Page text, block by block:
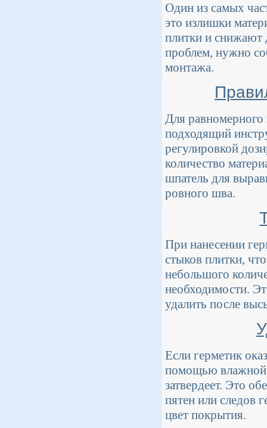
Один из самых
это излишки
плитки и снижают
проблем, нужно
монтажа.
Для равномерного
подходящий
регулировкой
количество
шпатель для
ровного шва.
При нанесении
стыков плитки,
небольшого
необходимости.
удалить после
Если герметик
помощью влажной
затвердеет. Это
пятен или следов
цвет покрытия.